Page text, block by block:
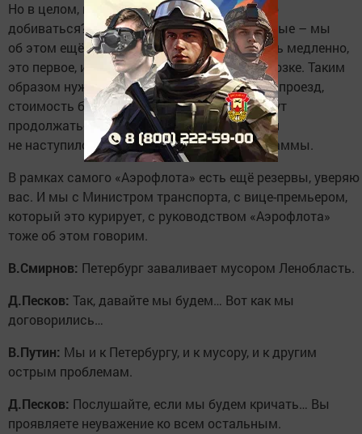
Но в целом, конечно, нам просто чего нужно
добиваться? Роста доходов граждан, которые – мы
об этом ещё поговорим – у нас растут очень медленно,
это первое, и снижения издержек при перевозке. Таким
образом нужно будет снижать и тарифы на проезд,
стоимость билетов. Но эти программы будут
продолжаться. Пока глобальных изменений
не наступило, будем продолжать эти программы.
В рамках самого «Аэрофлота» есть ещё резервы, уверяю
вас. И мы с Министром транспорта, с вице-премьером,
который это курирует, с руководством «Аэрофлота»
тоже об этом говорим.
В.Смирнов: Петербург заваливает мусором Ленобласть.
Д.Песков: Так, давайте мы будем… Вот как мы
договорились…
В.Путин: Мы и к Петербургу, и к мусору, и к другим
острым проблемам.
Д.Песков: Послушайте, если мы будем кричать… Вы
проявляете неуважение ко всем остальным.